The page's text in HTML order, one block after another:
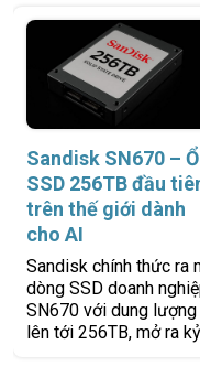
Sandisk SN670 – Ổ
SSD 256TB đầu
trên thế giới dành
cho AI
Sandisk chính thức ra
dòng SSD doanh
SN670 với dung lượng
lên tới 256TB, mở ra kỷ